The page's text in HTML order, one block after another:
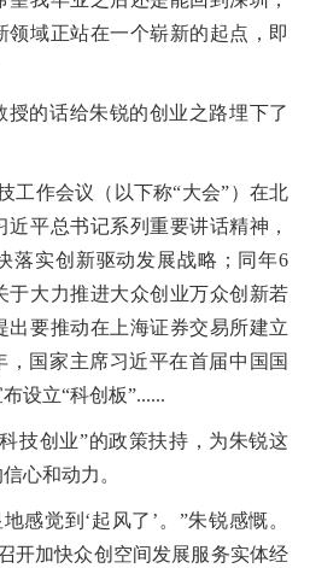
领域正站在一个崭新的起点，即
授的话给朱锐的创业之路埋下了
工作会议（以下称“大会”）在北
平总书记系列重要讲话精神，
落实创新驱动发展战略；同年6
于大力推进大众创业万众创新若
出要推动在上海证券交易所建立
，国家主席习近平在首届中国国
设立“科创板”......
技创业”的政策扶持，为朱锐这
心和动力。
感觉到‘起风了’。”朱锐感慨。
开加快众创空间发展服务实体经